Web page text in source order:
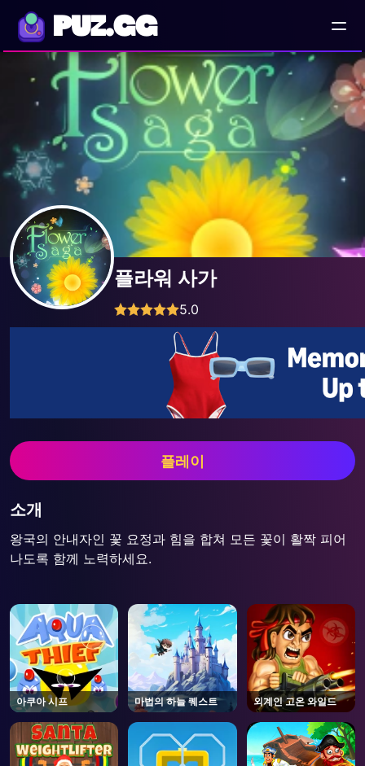
PUZ.GG
플라워 사가
5.0
플레이
소개
왕국의 안내자인 꽃 요정과 힘을 합쳐 모든 꽃이 활짝 피어
나도록 함께 노력하세요.
아쿠아 시프 마법의 하늘 퀘스트 외계인 고온 와일드